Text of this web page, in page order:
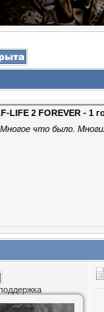
LIFE 2 FOREVER - 1
Многое что было.